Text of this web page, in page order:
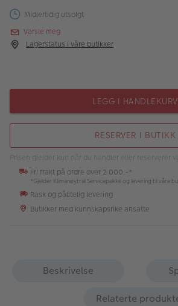
Merker
Lagersalg
Inspirasjon
Butikkoversikt
Midlertidig utsolgt
Varsle meg
Lagerstatus i våre butikker
LEGG I HANDLEKURV
RESERVER I BUTIKK
Prisen gjelder kun når du handler eller reserverer
Fri frakt på ordre over 2 000,-*
*Gjelder Klimanøytral Servicepakke og levering til våre
Rask og pålitelig levering
Butikker med kunnskapsrike ansatte
Beskrivelse
Relaterte